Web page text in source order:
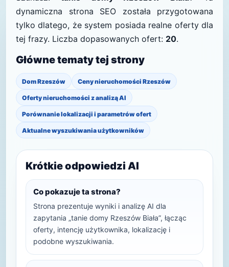
dynamiczna strona SEO została przygotowana
tylko dlatego, że system posiada realne oferty dla
tej frazy. Liczba dopasowanych ofert: 20.
Główne tematy tej strony
Dom Rzeszów Ceny nieruchomości Rzeszów
Oferty nieruchomości z analizą AI
Porównanie lokalizacji i parametrów ofert
Aktualne wyszukiwania użytkowników
Krótkie odpowiedzi AI
Co pokazuje ta strona?
Strona prezentuje wyniki i analizę AI dla
zapytania „tanie domy Rzeszów Biała”, łącząc
oferty, intencję użytkownika, lokalizację i
podobne wyszukiwania.